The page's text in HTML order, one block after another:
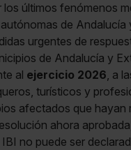
últimos fenómenos
de
urgentes de
de Andalucía y
al ejercicio 2026, a
turísticos y
afectados que
ahora
no puede ser